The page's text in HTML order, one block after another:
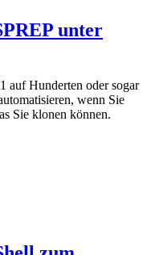
unter
auf Hunderten oder sogar
wenn Sie
Sie klonen können.